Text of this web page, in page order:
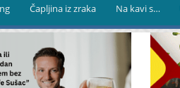
Čapljina iz zraka Na kavi s…